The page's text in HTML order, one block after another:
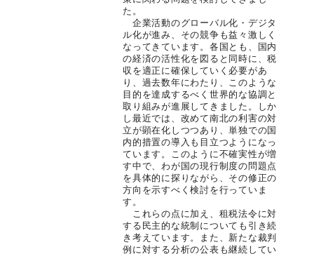
た。
企業活動のグローバル化・デジタ
ル化が進み、その競争も益々激しく
なってきています。各国とも、国内
の経済の活性化を図ると同時に、税
収を適正に確保していく必要があ
り、過去数年にわたり、このような
目的を達成するべく世界的な協調と
取り組みが進展してきました。しか
し最近では、改めて南北の利害の対
立が顕在化しつつあり、単独での国
内的措置の導入も目立つようになっ
ています。このように不確実性が増
す中で、わが国の現行制度の問題点
を具体的に探りながら、その修正の
方向を示すべく検討を行っていま
す。
これらの点に加え、租税法令に対
する民主的な統制についても引き続
き考えています。また、新たな裁判
例に対する分析の公表も継続してい